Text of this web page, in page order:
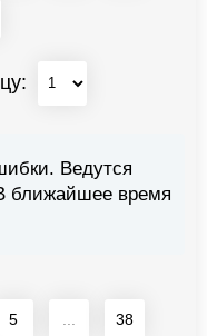
Ведутся
ближайшее время
5 38